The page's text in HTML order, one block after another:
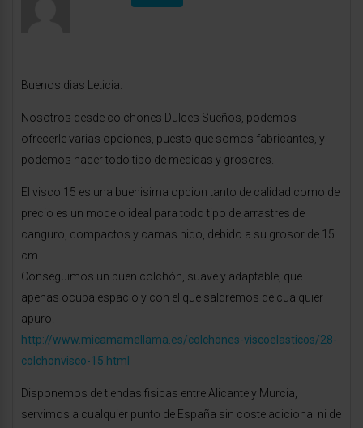
Buenos dias Leticia:
Nosotros desde colchones Dulces Sueños, podemos
ofrecerle varias opciones, puesto que somos fabricantes, y
podemos hacer todo tipo de medidas y grosores.
El visco 15 es una buenisima opcion tanto de calidad como de
precio es un modelo ideal para todo tipo de arrastres de
canguro, compactos y camas nido, debido a su grosor de 15
cm.
Conseguimos un buen colchón, suave y adaptable, que
apenas ocupa espacio y con el que saldremos de cualquier
apuro.
http://www.micamamellama.es/colchones-viscoelasticos/28-
colchonvisco-15.html
Disponemos de tiendas fisicas entre Alicante y Murcia,
servimos a cualquier punto de España sin coste adicional ni de